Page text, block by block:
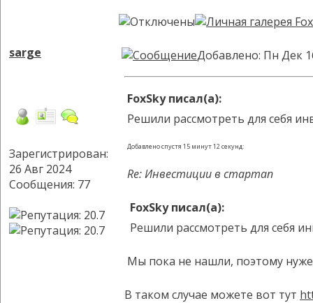
sarge
Зарегистрирован:
26 Авг 2024
Сообщения: 77
Добавлено: Пн Дек
FoxSky писал(а):
Решили рассмотреть для себя
Добавлено спустя 15 минут 12 секунд:
Re: Инвестиции в стартап
FoxSky писал(а):
Решили рассмотреть для себя
Мы пока не нашли, поэтому
В таком случае можете вот тут